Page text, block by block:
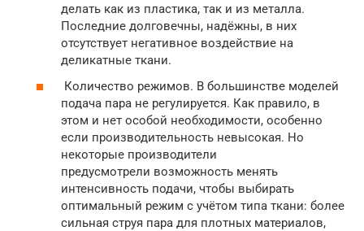
делать как из пластика, так и из металла.
Последние долговечны, надёжны, в них
отсутствует негативное воздействие на
деликатные ткани.
Количество режимов. В большинстве моделей
подача пара не регулируется. Как правило, в
этом и нет особой необходимости, особенно
если производительность невысокая. Но
некоторые производители
предусмотрели возможность менять
интенсивность подачи, чтобы выбирать
оптимальный режим с учётом типа ткани: более
сильная струя пара для плотных материалов,